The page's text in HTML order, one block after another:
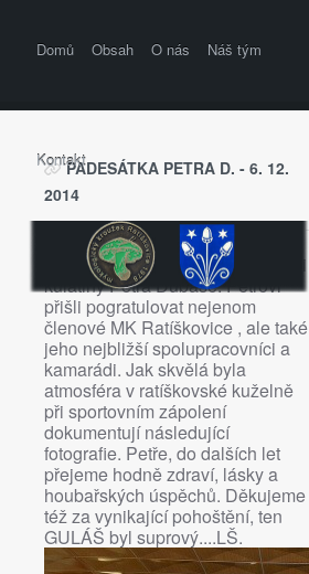
Domů Obsah O nás Náš tým
KontaktPADESÁTKA PETRA D. - 6. 12.
2014
V sobotu 6. 12. 2014 jsme oslavili
kulatiny Petra Dubase. Petrovi
přišli pogratulovat nejenom
členové MK Ratíškovice , ale také
jeho nejbližší spolupracovníci a
kamarádi. Jak skvělá byla
atmosféra v ratíškovské kuželně
při sportovním zápolení
dokumentují následující
fotografie. Petře, do dalších let
přejeme hodně zdraví, lásky a
houbařských úspěchů. Děkujeme
též za vynikající pohoštění, ten
GULÁŠ byl suprový....LŠ.